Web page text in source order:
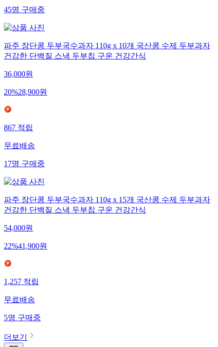
45명구매중
파주 장단콩 두부국수과자 110g x 10개 국산콩 수제 두부과자
건강한 단백질 스낵 두부칩 구운 건강간식
36,000원
20%28,900원
867적립
무료배송
17명구매중
파주 장단콩 두부국수과자 110g x 15개 국산콩 수제 두부과자
건강한 단백질 스낵 두부칩 구운 건강간식
54,000원
22%41,900원
1,257적립
무료배송
5명구매중
더보기